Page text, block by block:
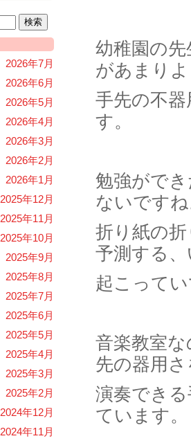
2026年7月
2026年6月
2026年5月
2026年4月
2026年3月
2026年2月
2026年1月
2025年12月
2025年11月
2025年10月
2025年9月
2025年8月
2025年7月
2025年6月
2025年5月
2025年4月
2025年3月
2025年2月
2024年12月
2024年11月
幼稚園の
があまり
手先の不
す。
勉強がで
ないです
折り紙の
予測する
起こって
音楽教室
先の器用
演奏でき
ています。